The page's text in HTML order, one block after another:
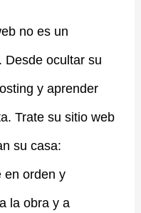
no es un
Desde ocultar su
y aprender
Trate su sitio web
su casa:
en orden y
la obra y a